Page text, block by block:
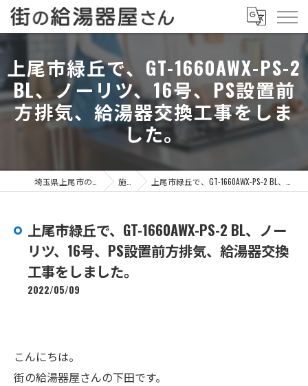
上尾市緑丘で、GT-1660AWX-PS-2
BL、ノーリツ、16号、PS設置前
方排気、給湯器交換工事をしま
した。
施工事例 上尾市緑丘で、GT-1660AWX-PS-2 BL、ノーリツ、16号、PS設置前方排気、給湯器交換工事をしました。
上尾市緑丘で、GT-1660AWX-PS-2 BL、ノー
リツ、16号、PS設置前方排気、給湯器交換
工事をしました。
2022/05/09
こんにちは。
街の給湯器屋さんの下田です。